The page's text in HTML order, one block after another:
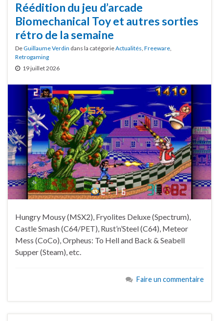
Réédition du jeu d’arcade
Biomechanical Toy et autres sorties
rétro de la semaine
DeGuillaume Verdin dans la catégorieActualités, Freeware,
Retrogaming
19 juillet 2026
Hungry Mousy (MSX2), Fryolites Deluxe (Spectrum),
Castle Smash (C64/PET), Rust’n’Steel (C64), Meteor
Mess (CoCo), Orpheus: To Hell and Back & Seabell
Supper (Steam), etc.
Faire un commentaire